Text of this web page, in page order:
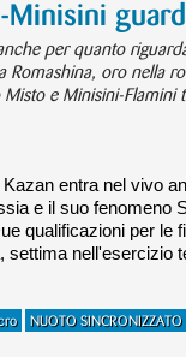
Minisini
per quanto
Romashina, oro nella
e Minisini-Flamini
Kazan entra nel vivo
e il suo fenomeno
qualificazioni per
settima nell'esercizio
NUOTO SINCRONIZZATO